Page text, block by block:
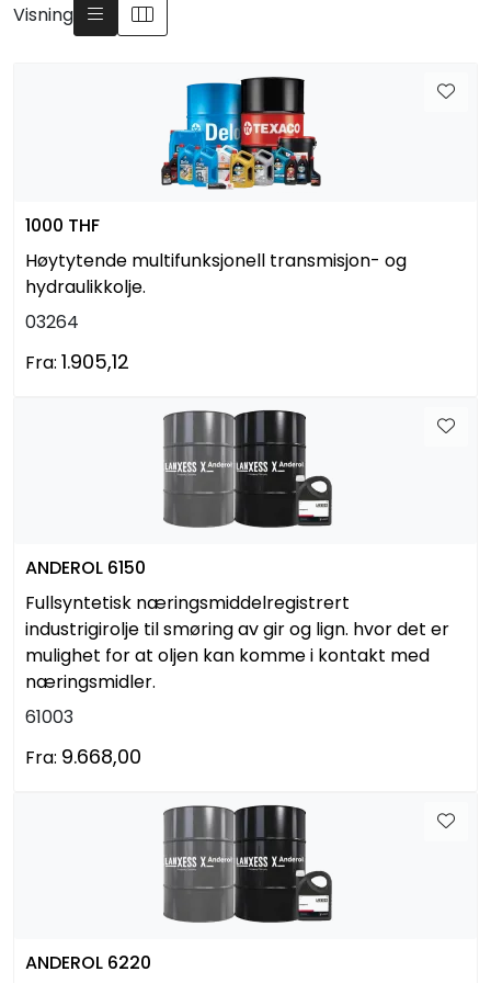
Visning
1000 THF
Høytytende multifunksjonell transmisjon- og
hydraulikkolje.
03264
Fra: 1.905,12
ANDEROL 6150
Fullsyntetisk næringsmiddelregistrert
industrigirolje til smøring av gir og lign. hvor det er
mulighet for at oljen kan komme i kontakt med
næringsmidler.
61003
Fra: 9.668,00
ANDEROL 6220
Kontor og kantineprodukter